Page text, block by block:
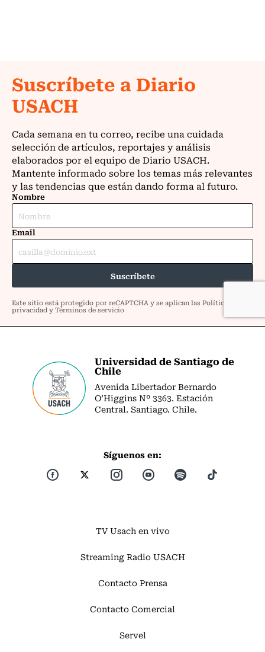
Universidad de Santiago de
Chile
Avenida Libertador Bernardo
O’Higgins Nº 3363. Estación
Central. Santiago. Chile.
Síguenos en:
TV Usach en vivo
Streaming Radio USACH
Contacto Prensa
Contacto Comercial
Servel